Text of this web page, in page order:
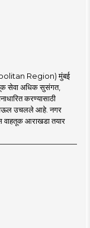
Region) मुंबई
सेवा अधिक सुसंगत,
करण्यासाठी
पाऊल उचलले आहे. नगर
वाहतूक आराखडा तयार